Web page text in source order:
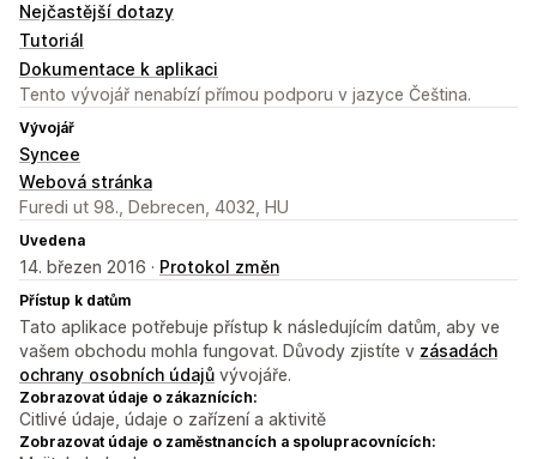
Nejčastější dotazy
Tutoriál
Dokumentace k aplikaci
Tento vývojář nenabízí přímou podporu v jazyce Čeština.
Vývojář
Syncee
Webová stránka
Furedi ut 98., Debrecen, 4032, HU
Uvedena
14. březen 2016 · Protokol změn
Přístup k datům
Tato aplikace potřebuje přístup k následujícím datům, aby ve
vašem obchodu mohla fungovat. Důvody zjistíte v zásadách
ochrany osobních údajů vývojáře.
Zobrazovat údaje o zákaznících:
Citlivé údaje, údaje o zařízení a aktivitě
Zobrazovat údaje o zaměstnancích a spolupracovnících: